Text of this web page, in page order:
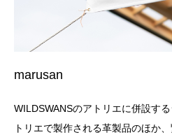
marusan
WILDSWANSのアトリエに併設す
トリエで製作される革製品のほか